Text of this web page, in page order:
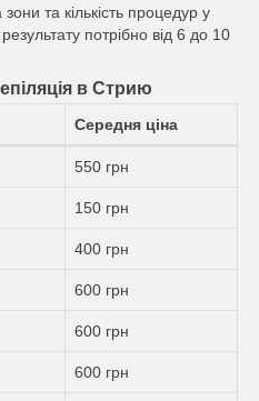
та кількість процедур у
потрібно від 6 до 10
в Стрию
Середня ціна
550 грн
150 грн
400 грн
600 грн
600 грн
600 грн